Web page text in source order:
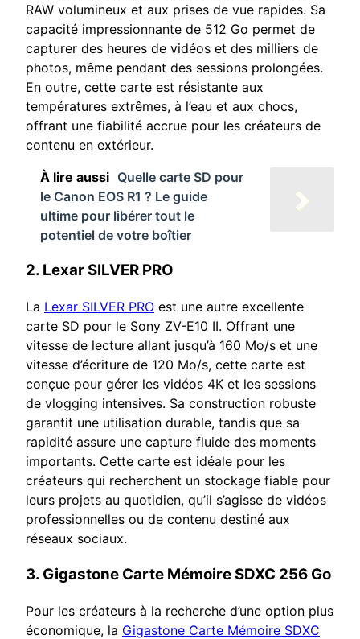
RAW volumineux et aux prises de vue rapides. Sa
capacité impressionnante de 512 Go permet de
capturer des heures de vidéos et des milliers de
photos, même pendant des sessions prolongées.
En outre, cette carte est résistante aux
températures extrêmes, à l’eau et aux chocs,
offrant une fiabilité accrue pour les créateurs de
contenu en extérieur.
À lire aussi Quelle carte SD pour
le Canon EOS R1 ? Le guide
ultime pour libérer tout le
potentiel de votre boîtier
2. Lexar SILVER PRO
La Lexar SILVER PRO est une autre excellente
carte SD pour le Sony ZV-E10 II. Offrant une
vitesse de lecture allant jusqu’à 160 Mo/s et une
vitesse d’écriture de 120 Mo/s, cette carte est
conçue pour gérer les vidéos 4K et les sessions
de vlogging intensives. Sa construction robuste
garantit une utilisation durable, tandis que sa
rapidité assure une capture fluide des moments
importants. Cette carte est idéale pour les
créateurs qui recherchent un stockage fiable pour
leurs projets au quotidien, qu’il s’agisse de vidéos
professionnelles ou de contenu destiné aux
réseaux sociaux.
3. Gigastone Carte Mémoire SDXC 256 Go
Pour les créateurs à la recherche d’une option plus
économique, la Gigastone Carte Mémoire SDXC